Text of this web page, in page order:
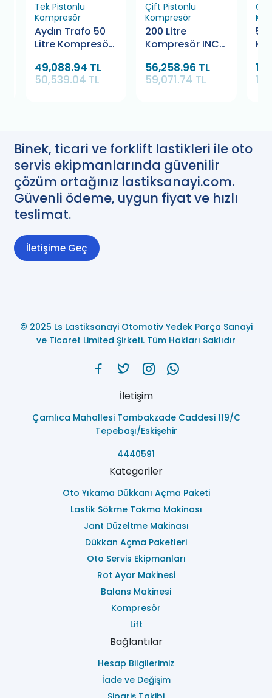
Tek Pistonlu
Kompresör
Aydın Trafo 50
Litre Kompresör
49,088.94 TL
50,539.04 TL
Çift Pistonlu
Kompresör
200 Litre
Kompresör INC
56,258.96 TL
59,071.74 TL
Binek, ticari ve forklift lastikleri ile oto
servis ekipmanlarında güvenilir
çözüm ortağınız lastiksanayi.com.
Güvenli ödeme, uygun fiyat ve hızlı
teslimat.
İletişime Geç
© 2025 Ls Lastiksanayi Otomotiv Yedek Parça Sanayi
ve Ticaret Limited Şirketi. Tüm Hakları Saklıdır
İletişim
Çamlıca Mahallesi Tombakzade Caddesi 119/C
Tepebaşı/Eskişehir
4440591
Kategoriler
Oto Yıkama Dükkanı Açma Paketi
Lastik Sökme Takma Makinası
Jant Düzeltme Makinası
Dükkan Açma Paketleri
Oto Servis Ekipmanları
Rot Ayar Makinesi
Balans Makinesi
Kompresör
Lift
Bağlantılar
Hesap Bilgilerimiz
İade ve Değişim